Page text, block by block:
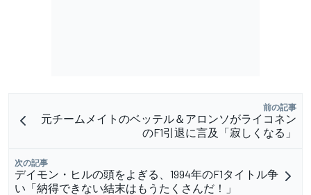
前の記事
元チームメイトのベッテル＆アロンソがライコネン
のF1引退に言及「寂しくなる」
次の記事
デイモン・ヒルの頭をよぎる、1994年のF1タイトル争
い「納得できない結末はもうたくさんだ！」